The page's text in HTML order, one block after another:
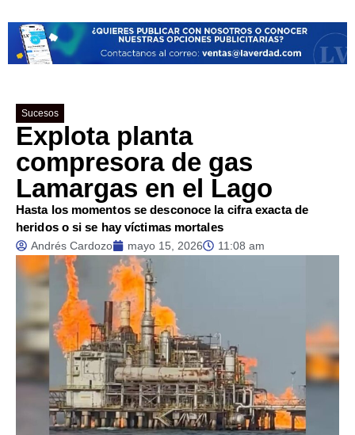
Sucesos
Explota planta
compresora de gas
Lamargas en el Lago
Hasta los momentos se desconoce la cifra exacta de
heridos o si se hay víctimas mortales
Andrés Cardozo mayo 15, 2026 11:08 am